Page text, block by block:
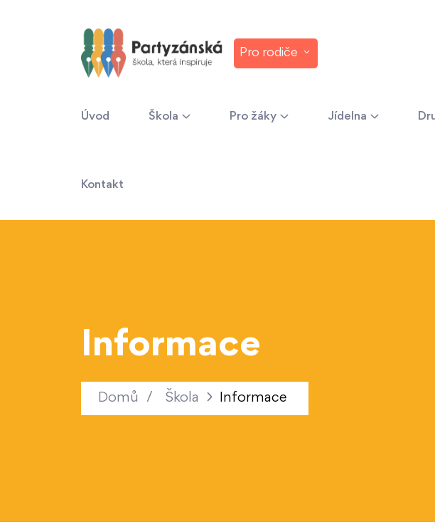
Pro rodiče
Úvod Škola Pro žáky Jídelna
Kontakt
Informace
Domů / Škola Informace